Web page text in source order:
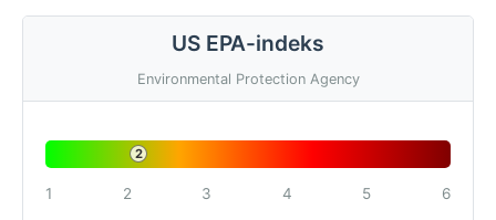
US EPA-indeks
Environmental Protection Agency
2
1 2 3 4 5 6